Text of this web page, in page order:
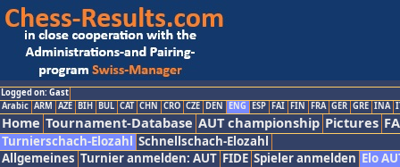
Logged on: Gast
Arabic ARM AZE BIH BUL CAT CHN CRO CZE DEN ENG ESP FAI FIN FRA GER GRE INA
Home Tournament-Database AUT championship Pictures
Turnierschach-Elozahl Schnellschach-Elozahl
Allgemeines Turnier anmelden: AUT FIDE Spieler anmelden Elo